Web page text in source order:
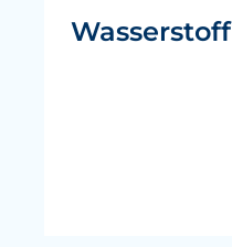
Wasserstoff